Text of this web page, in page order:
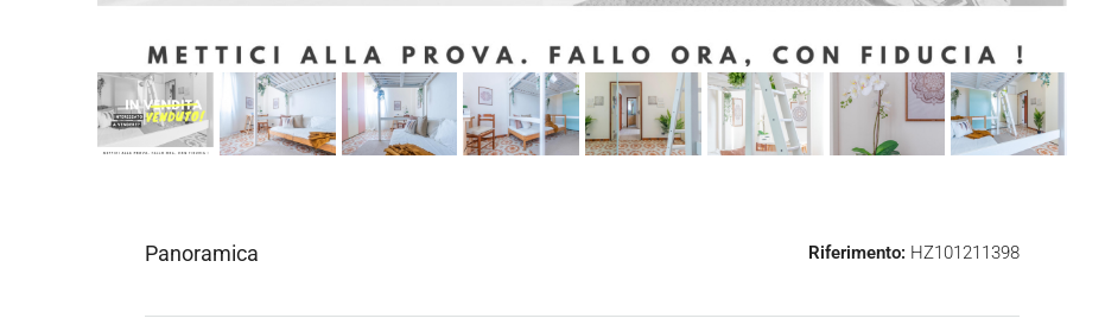
Panoramica Riferimento: HZ101211398